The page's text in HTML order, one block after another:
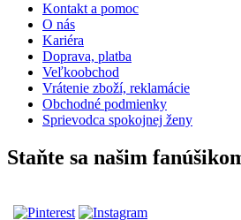
Kontakt a pomoc
O nás
Kariéra
Doprava, platba
Veľkoobchod
Vrátenie zboží, reklamácie
Obchodné podmienky
Sprievodca spokojnej ženy
Staňte sa našim